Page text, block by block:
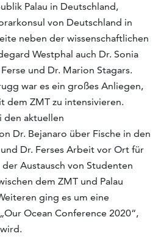
Palau in Deutschland,
von Deutschland in
neben der wissenschaftlichen
Westphal auch Dr. Sonia
und Dr. Marion Stagars.
war es ein großes Anliegen,
dem ZMT zu intensivieren.
den aktuellen
Dr. Bejanaro über Fische in den
Dr. Ferses Arbeit vor Ort für
der Austausch von Studenten
dem ZMT und Palau
ging es um eine
Ocean Conference 2020“,